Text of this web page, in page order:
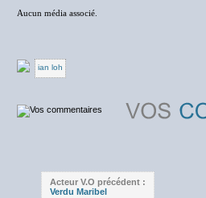
Aucun média associé.
ian loh
Acteur V.O précédent :
Verdu Maribel